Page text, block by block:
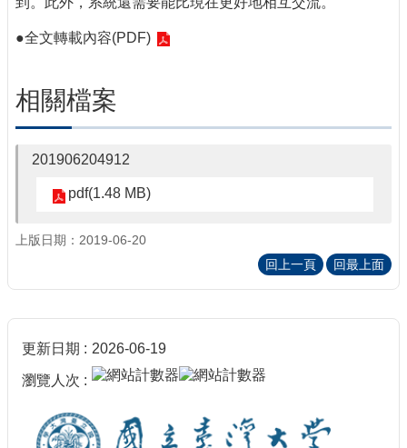
●全文轉載內容(PDF)
相關檔案
201906204912
pdf(1.48 MB)
上版日期：2019-06-20
回上一頁
回最上面
更新日期 2026-06-19
瀏覽人次